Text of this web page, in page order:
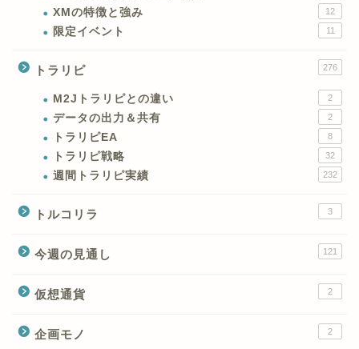
XMの特徴と強み 12
限定イベント 11
トラリピ 276
M2Jトラリピとの違い 2
データの出力＆共有 2
トラリピEA 8
トラリピ戦略 32
週間トラリピ実績 232
トルコリラ 3
今週の見通し 121
仮想通貨 2
企画モノ 2